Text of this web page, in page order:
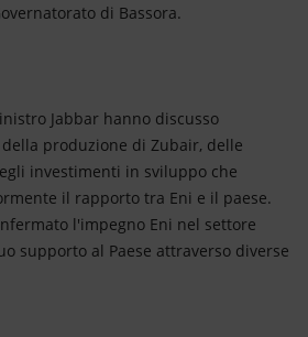
di Bassora.
Jabbar hanno discusso
produzione di Zubair, delle
investimenti in sviluppo che
il rapporto tra Eni e il paese.
l'impegno Eni nel settore
supporto al Paese attraverso diverse